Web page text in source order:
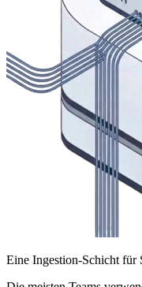
Eine Ingestion-Schicht für